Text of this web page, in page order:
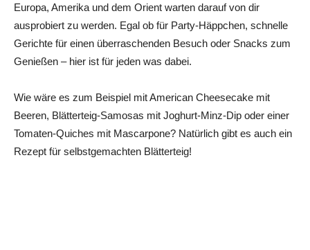
Europa, Amerika und dem Orient warten darauf von dir
ausprobiert zu werden. Egal ob für Party-Häppchen, schnelle
Gerichte für einen überraschenden Besuch oder Snacks zum
Genießen – hier ist für jeden was dabei.
Wie wäre es zum Beispiel mit American Cheesecake mit
Beeren, Blätterteig-Samosas mit Joghurt-Minz-Dip oder einer
Tomaten-Quiches mit Mascarpone? Natürlich gibt es auch ein
Rezept für selbstgemachten Blätterteig!